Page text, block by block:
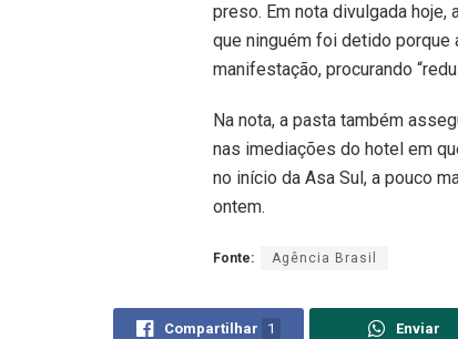
preso. Em nota divulgada
que ninguém foi detido porque
manifestação, procurando
Na nota, a pasta também
nas imediações do hotel em
no início da Asa Sul, a pouco
ontem.
Fonte: Agência Brasil
Compartilhar 1 Enviar